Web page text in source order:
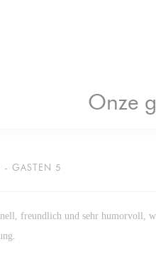
Onze
GASTEN 5
freundlich und sehr humorvoll,